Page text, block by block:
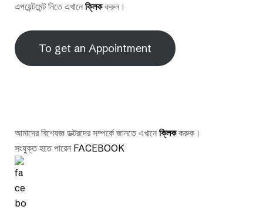
এপয়েন্টমেন্ট নিতে এখানে ক্লিককরুন।
To get an Appointment
আমাদের বিশেষজ্ঞ ডক্টরদের সম্পর্কে জানতে এখানে ক্লিককরুক।
সংযুক্ত হতে পারেন FACEBOOK